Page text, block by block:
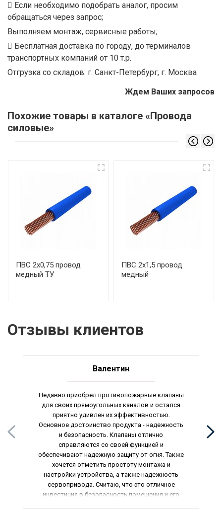
Если необходимо подобрать аналог, просим
обращаться через запрос;
Выполняем монтаж, сервисные работы;
Бесплатная доставка по городу, до терминалов
транспортных компаний от 10 т.р.
Отгрузка со складов: г. Санкт-Петербург, г. Москва
Ждем Ваших запросов
Похожие товары в каталоге «Провода
силовые»
ПВС 2х0,75 провод
медный ТУ
ПВС 2х1,5 провод
медный
Отзывы клиентов
Валентин
Недавно приобрел противопожарные клапаны
для своих прямоугольных каналов и остался
приятно удивлен их эффективностью.
Основное достоинство продукта - надежность
и безопасность. Клапаны отлично
справляются со своей функцией и
обеспечивают надежную защиту от огня. Также
хочется отметить простоту монтажа и
настройки устройства, а также надежность
сервопривода. Считаю, что это отличное
инвестиция в безопасность помещения и его